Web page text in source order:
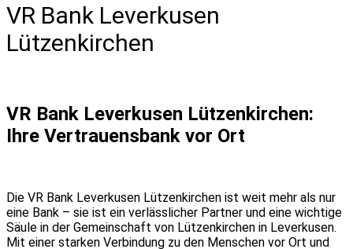
VR Bank Leverkusen
Lützenkirchen
VR Bank Leverkusen Lützenkirchen:
Ihre Vertrauensbank vor Ort
Die VR Bank Leverkusen Lützenkirchen ist weit mehr als nur
eine Bank – sie ist ein verlässlicher Partner und eine wichtige
Säule in der Gemeinschaft von Lützenkirchen in Leverkusen.
Mit einer starken Verbindung zu den Menschen vor Ort und